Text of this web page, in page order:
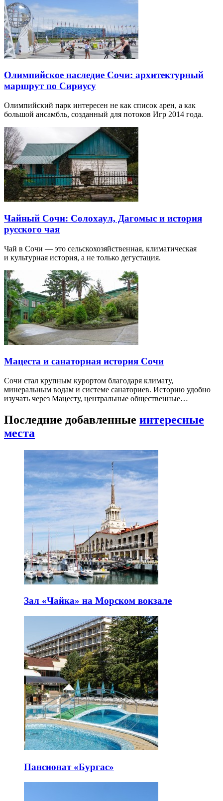
Олимпийское наследие Сочи: архитектурный
маршрут по Сириусу
Олимпийский парк интересен не как список арен, а как
большой ансамбль, созданный для потоков Игр 2014 года.
Чайный Сочи: Солохаул, Дагомыс и история
русского чая
Чай в Сочи — это сельскохозяйственная, климатическая
и культурная история, а не только дегустация.
Мацеста и санаторная история Сочи
Сочи стал крупным курортом благодаря климату,
минеральным водам и системе санаториев. Историю удобно
изучать через Мацесту, центральные общественные…
Последние добавленные интересные
места
Зал «Чайка» на Морском вокзале
Пансионат «Бургас»